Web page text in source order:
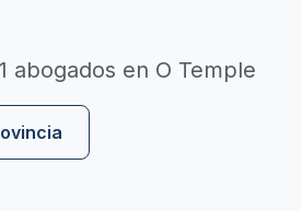
1 abogados en O Temple